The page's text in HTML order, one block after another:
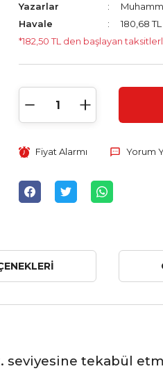
Yazarlar
Havale
180,68
*182,50 TL den başlayan
Fiyat Alarmı Yorum
seviyesine tekabül